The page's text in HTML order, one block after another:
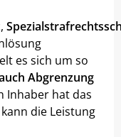
,
es sich um so
Abgrenzung
Inhaber hat das
die Leistung